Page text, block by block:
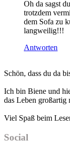
Oh da sagst
trotzdem
dem Sofa zu
langweilig!!!
Antworten
Sidebar
Schön, dass du da
Ich bin Biene und
das Leben großartig
Viel Spaß beim
Social